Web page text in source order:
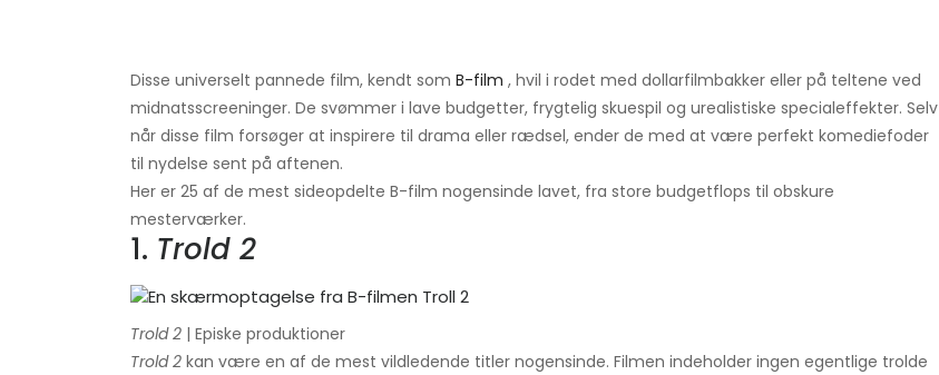
Disse universelt pannede film, kendt som B-film , hvil i rodet med dollarfilmbakker eller på teltene ved
midnatsscreeninger. De svømmer i lave budgetter, frygtelig skuespil og urealistiske specialeffekter. Selv
når disse film forsøger at inspirere til drama eller rædsel, ender de med at være perfekt komediefoder
til nydelse sent på aftenen.
Her er 25 af de mest sideopdelte B-film nogensinde lavet, fra store budgetflops til obskure
mesterværker.
1. Trold 2
Trold 2 | Episke produktioner
Trold 2 kan være en af ​​de mest vildledende titler nogensinde. Filmen indeholder ingen egentlige trolde